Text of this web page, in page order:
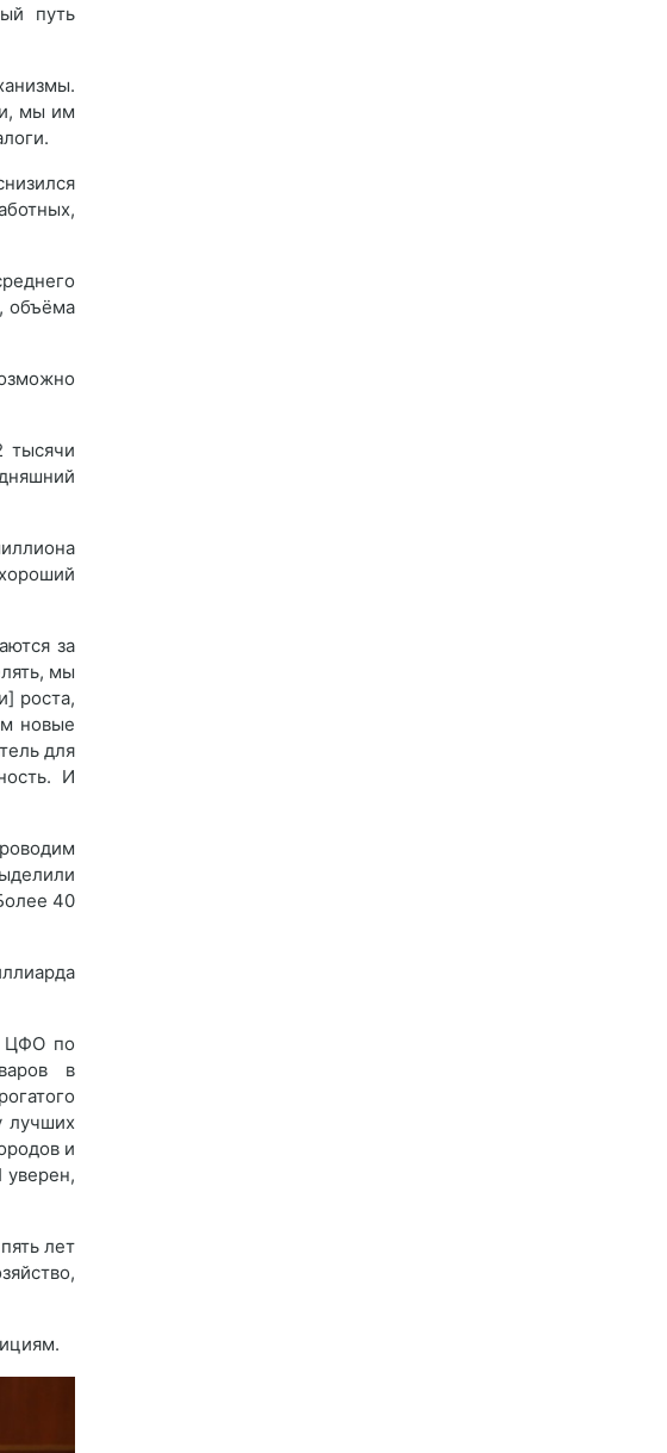
путь
мы им
объёма
тысячи
за
мы
роста,
новые
для
И
40
ЦФО по
в
лучших
и
уверен,
лет